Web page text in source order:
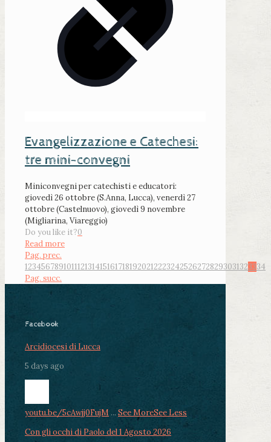
Evangelizzazione e Catechesi:
tre mini-convegni
Miniconvegni per catechisti e educatori:
giovedì 26 ottobre (S.Anna, Lucca), venerdì 27
ottobre (Castelnuovo), giovedì 9 novembre
(Migliarina, Viareggio)
Do you like it?0
Read more
Pag. prec.
12345678910111213141516171819202122232425262728293031323334
Pag. succ.
Facebook
Arcidiocesi di Lucca
5 days ago
youtu.be/5cAwjj0FujM ... See MoreSee Less
Con gli occhi di Paolo del 1 Agosto 2026